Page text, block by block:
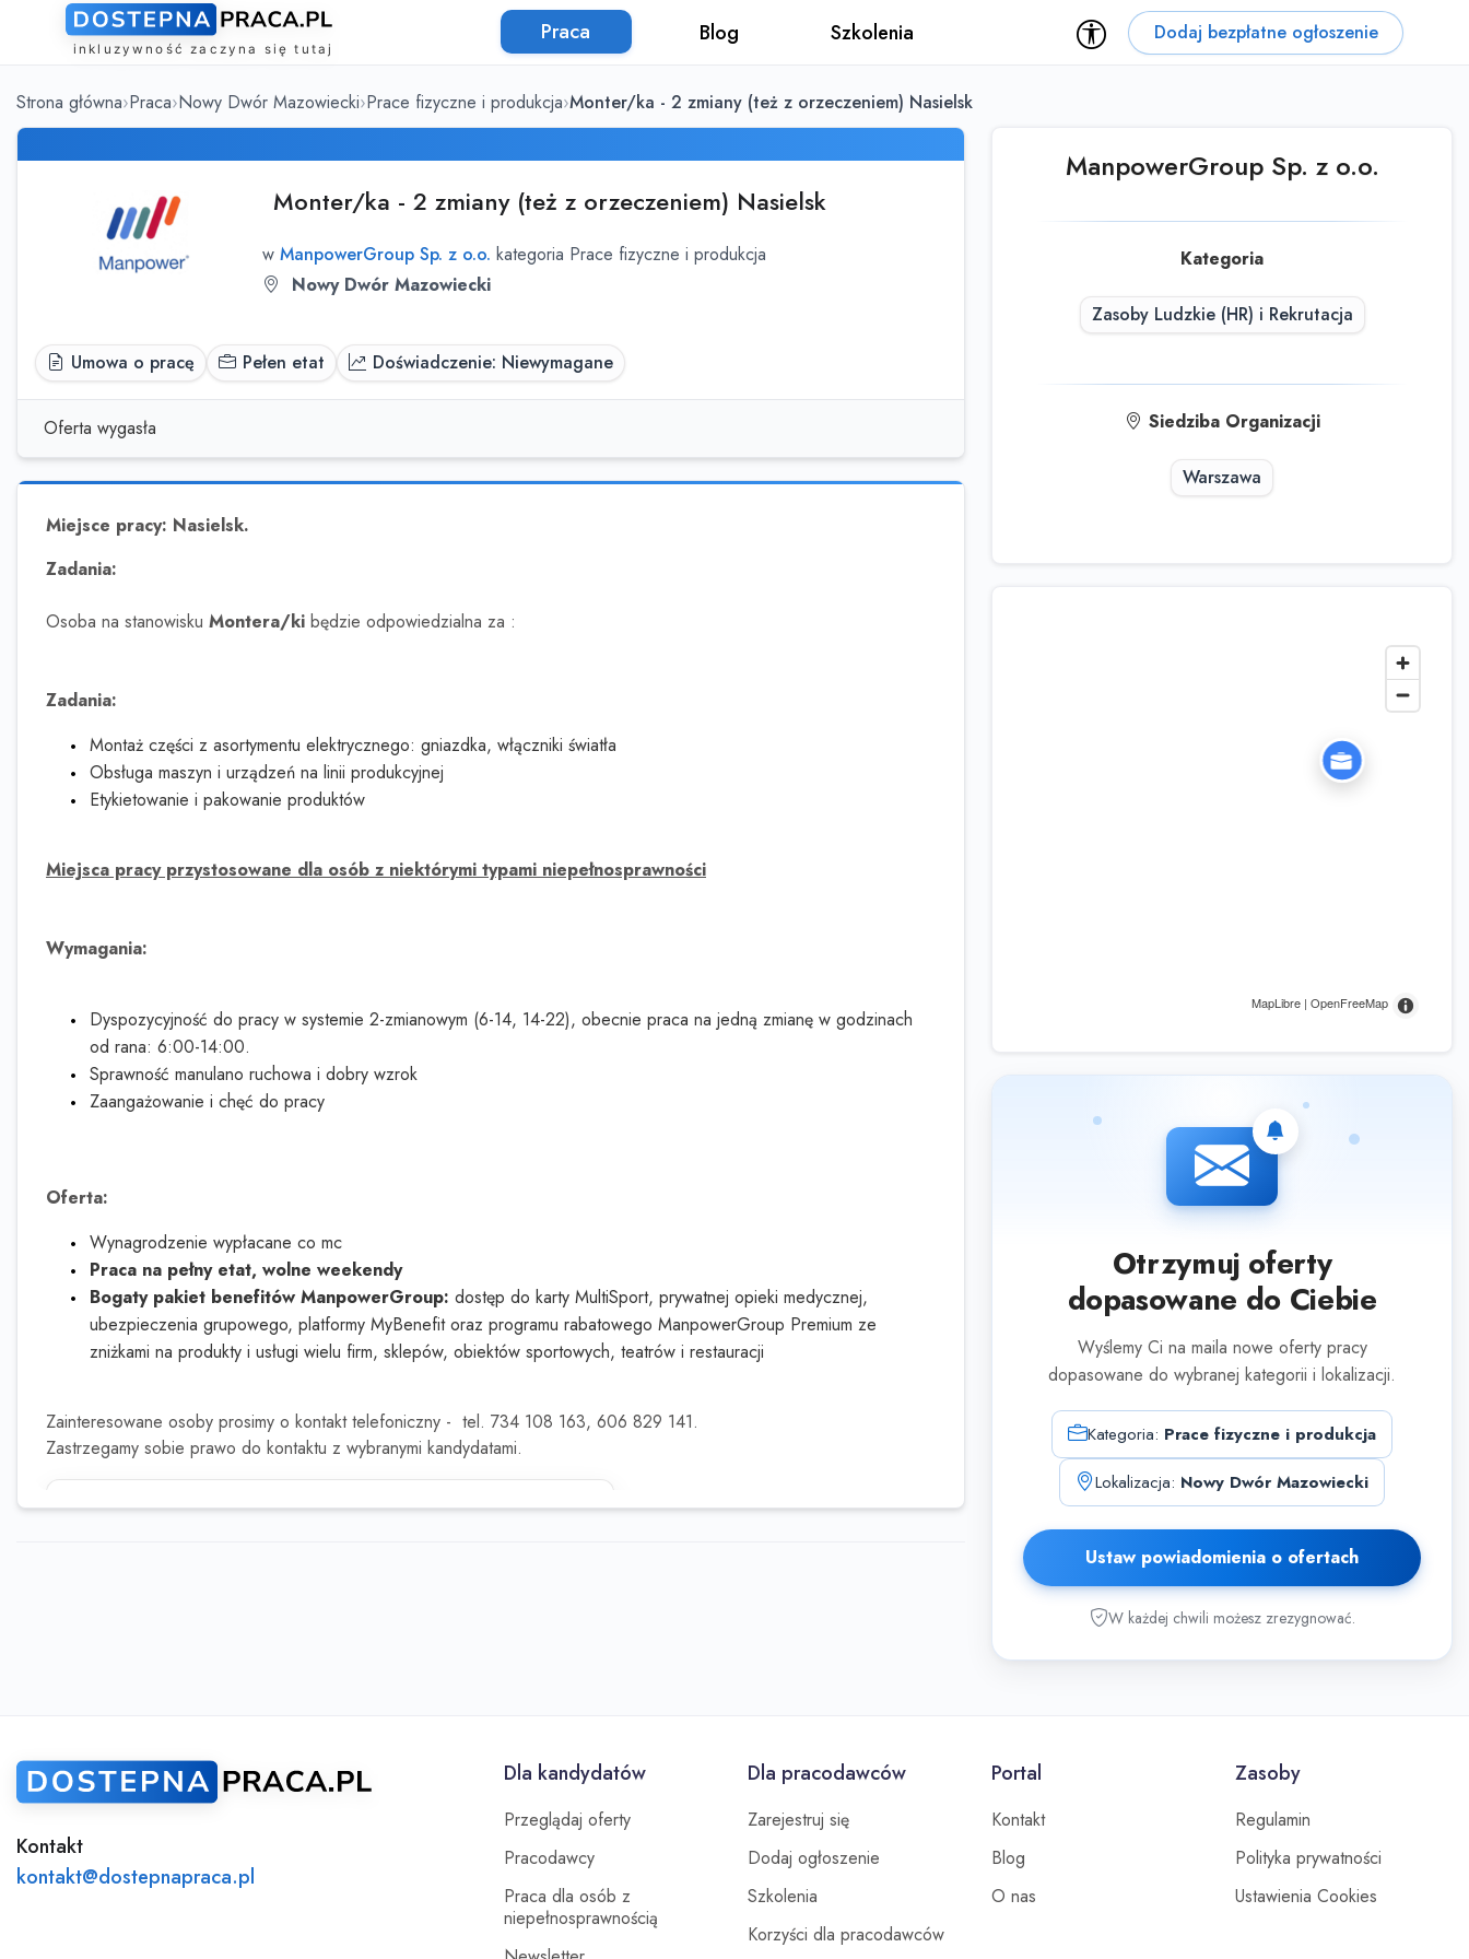
Praca Blog Szkolenia Dodaj bezpłatne ogłoszenie
Strona główna Praca Nowy Dwór Mazowiecki Prace fizyczne i produkcja Monter/ka - 2 zmiany (też z orzeczeniem) Nasielsk
Monter/ka - 2 zmiany (też z orzeczeniem) Nasielsk
w ManpowerGroup Sp. z o.o. kategoria Prace fizyczne i produkcja
Nowy Dwór Mazowiecki
Umowa o pracę Pełen etat Doświadczenie: Niewymagane
Oferta wygasła
Miejsce pracy: Nasielsk.
Zadania:
Osoba na stanowisku Montera/ki będzie odpowiedzialna za :
Zadania:
Montaż części z asortymentu elektrycznego: gniazdka, włączniki światła
Obsługa maszyn i urządzeń na linii produkcyjnej
Etykietowanie i pakowanie produktów
Miejsca pracy przystosowane dla osób z niektórymi typami niepełnosprawności
Wymagania:
Dyspozycyjność do pracy w systemie 2-zmianowym (6-14, 14-22), obecnie praca na jedną zmianę w godzinach
od rana: 6:00-14:00.
Sprawność manulano ruchowa i dobry wzrok
Zaangażowanie i chęć do pracy
Oferta:
Wynagrodzenie wypłacane co mc
Praca na pełny etat, wolne weekendy
Bogaty pakiet benefitów ManpowerGroup: dostęp do karty MultiSport, prywatnej opieki medycznej,
ubezpieczenia grupowego, platformy MyBenefit oraz programu rabatowego ManpowerGroup Premium ze
zniżkami na produkty i usługi wielu firm, sklepów, obiektów sportowych, teatrów i restauracji
Zainteresowane osoby prosimy o kontakt telefoniczny - tel. 734 108 163, 606 829 141.
Zastrzegamy sobie prawo do kontaktu z wybranymi kandydatami.
Ta oferta wygasła
ManpowerGroup Sp. z o.o.
Kategoria
Zasoby Ludzkie (HR) i Rekrutacja
Siedziba Organizacji
Warszawa
MapLibre | OpenFreeMap
Otrzymuj oferty
dopasowane do Ciebie
Wyślemy Ci na maila nowe oferty pracy
dopasowane do wybranej kategorii i lokalizacji.
Kategoria: Prace fizyczne i produkcja
Lokalizacja: Nowy Dwór Mazowiecki
Ustaw powiadomienia o ofertach
W każdej chwili możesz zrezygnować.
Kontakt
kontakt@dostepnapraca.pl
Dla kandydatów
Przeglądaj oferty
Pracodawcy
Praca dla osób z
niepełnosprawnością
Dla pracodawców
Zarejestruj się
Dodaj ogłoszenie
Szkolenia
Korzyści dla pracodawców
Portal
Kontakt
Blog
O nas
Zasoby
Regulamin
Polityka prywatności
Ustawienia Cookies